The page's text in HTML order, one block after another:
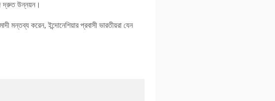
দ্রুত উন্নয়ন।
মন্তব্য করেন, ইন্দোনেশিয়ার প্রবাসী ভারতীয়রা যেন